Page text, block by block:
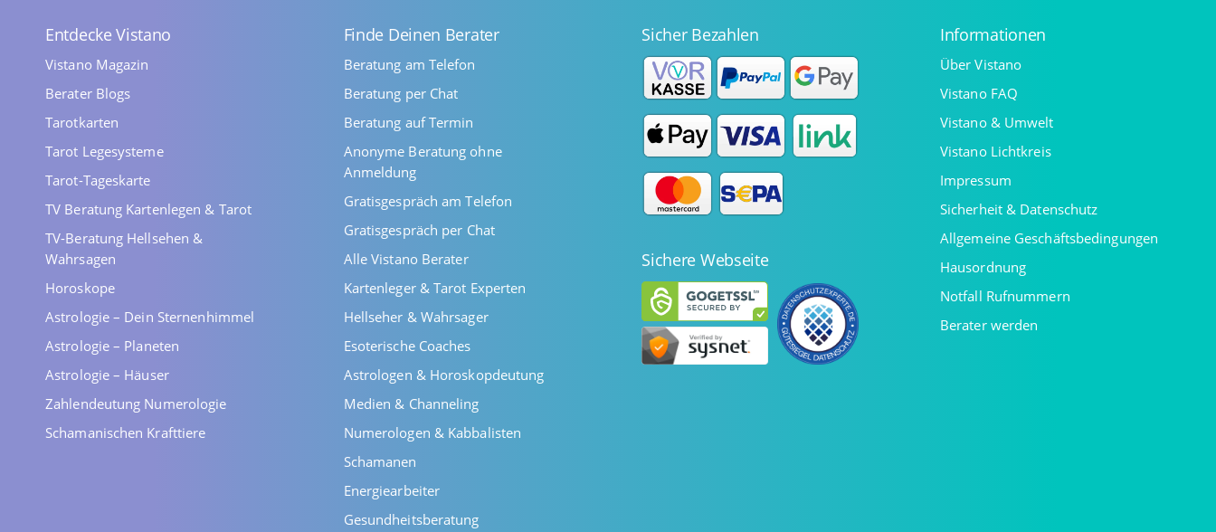
Entdecke Vistano
Vistano Magazin
Berater Blogs
Tarotkarten
Tarot Legesysteme
Tarot-Tageskarte
TV Beratung Kartenlegen & Tarot
TV-Beratung Hellsehen &
Wahrsagen
Horoskope
Astrologie – Dein Sternenhimmel
Astrologie – Planeten
Astrologie – Häuser
Zahlendeutung Numerologie
Schamanischen Krafttiere
Finde Deinen Berater
Beratung am Telefon
Beratung per Chat
Beratung auf Termin
Anonyme Beratung ohne
Anmeldung
Gratisgespräch am Telefon
Gratisgespräch per Chat
Alle Vistano Berater
Kartenleger & Tarot Experten
Hellseher & Wahrsager
Esoterische Coaches
Astrologen & Horoskopdeutung
Medien & Channeling
Numerologen & Kabbalisten
Schamanen
Energiearbeiter
Gesundheitsberatung
Sicher Bezahlen
Sichere Webseite
Informationen
Über Vistano
Vistano FAQ
Vistano & Umwelt
Vistano Lichtkreis
Impressum
Sicherheit & Datenschutz
Allgemeine Geschäftsbedingungen
Hausordnung
Notfall Rufnummern
Berater werden